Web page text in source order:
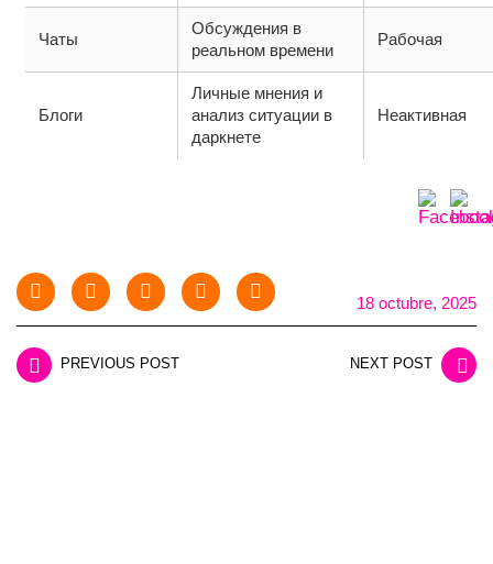
Чаты
Обсуждения в
реальном времени
Рабочая
Блоги
Личные мнения и
анализ ситуации в
даркнете
Неактивная
18 octubre, 2025
PREVIOUS POST NEXT POST